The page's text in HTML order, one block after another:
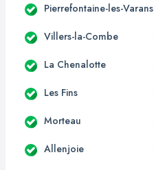
Pierrefontaine-les-Varans
Villers-la-Combe
La Chenalotte
Les Fins
Morteau
Allenjoie